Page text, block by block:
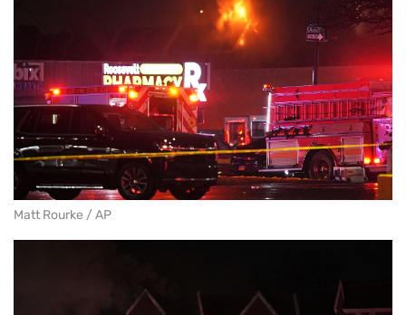
Matt Rourke / AP